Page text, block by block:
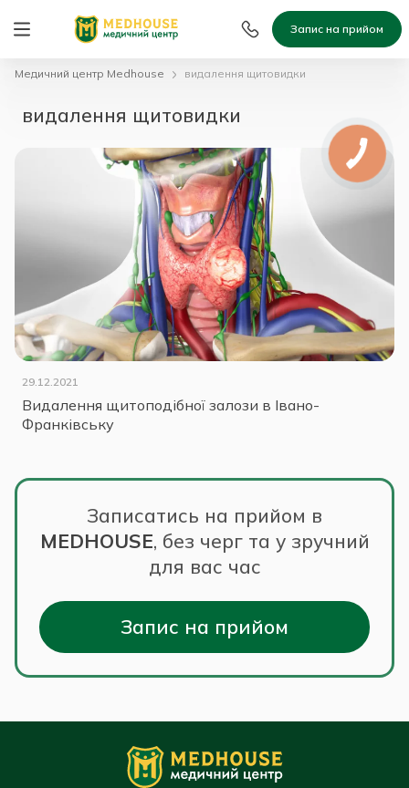
Запис на прийом
Медичний центр Medhouse видалення щитовидки
видалення щитовидки
29.12.2021
Видалення щитоподібної залози в Івано-
Франківську
Записатись на прийом в
MEDHOUSE, без черг та у зручний
для вас час
Запис на прийом